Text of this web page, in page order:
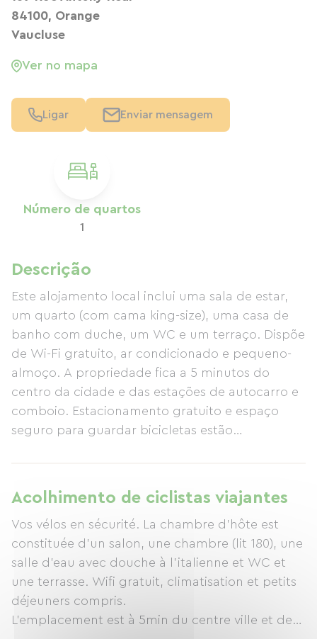
Número de quartos
1
Descrição
Este alojamento local inclui uma sala de estar,
um quarto (com cama king-size), uma casa de
banho com duche, um WC e um terraço. Dispõe
de Wi-Fi gratuito, ar condicionado e pequeno-
almoço. A propriedade fica a 5 minutos do
centro da cidade e das estações de autocarro e
comboio. Estacionamento gratuito e espaço
seguro para guardar bicicletas estão
importante centro turístico, mundialmente
conhecido pelo seu Teatro Romano e Arco do
Triunfo. No verão, são apresentados inúmeros
espetáculos no Teatro Romano, e também
existem vários eventos por toda a cidade.
Acolhimento de ciclistas viajantes
Vos vélos en sécurité. La chambre d’hôte est
constituée d’un salon, une chambre (lit 180), une
salle d’eau avec douche à l’italienne et WC et
une terrasse. Wifi gratuit, climatisation et petits
déjeuners compris.
L’emplacement est à 5min du centre ville et de
84100, Orange
Vaucluse
Ver no mapa
Ligar Enviar mensagem